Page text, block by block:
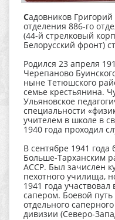
Садовников
отделения 886-го
(44-й стрелковый
Белорусский фронт)
Родился 23 апреля
Черепаново
ныне Тетюшского
семье крестьянина.
Ульяновское
специальности
учителем в школе в
1940 года проходил
В сентябре 1941
Больше-Тарханским
АССР. Был зачислен
пехотного училища,
1941 года участвовал
сапером. Боевой путь
отдельного
дивизии (Северо-